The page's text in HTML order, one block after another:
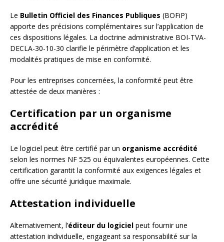
Le Bulletin Officiel des Finances Publiques (BOFiP)
apporte des précisions complémentaires sur l’application de
ces dispositions légales. La doctrine administrative BOI-TVA-
DECLA-30-10-30 clarifie le périmètre d’application et les
modalités pratiques de mise en conformité.
Pour les entreprises concernées, la conformité peut être
attestée de deux manières :
Certification par un organisme
accrédité
Le logiciel peut être certifié par un organisme accrédité
selon les normes NF 525 ou équivalentes européennes. Cette
certification garantit la conformité aux exigences légales et
offre une sécurité juridique maximale.
Attestation individuelle
Alternativement, l’éditeur du logiciel peut fournir une
attestation individuelle, engageant sa responsabilité sur la